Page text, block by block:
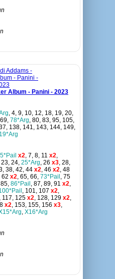
Album - Panini - 2023
, 4, 9, 10, 12, 18, 19, 20,
78*Arg, 80, 83, 95, 105,
138, 141, 143, 144, 149,
5*Pail x2, 7, 8, 11 x2,
23, 24, 25*Arg, 26 x3, 28,
38, 42, 44 x2, 46 x2, 48
62 x2, 65, 66, 73*Pail , 75
85, 86*Pail , 87, 89, 91 x2,
, 101, 107 x2,
117, 125 x2, 128, 129 x2,
x2, 153, 155, 156 x3,
, X16*Arg